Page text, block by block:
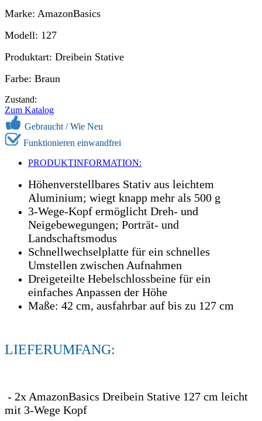
Marke: AmazonBasics
Modell: 127
Produktart: Dreibein Stative
Farbe: Braun
Zustand:
Zum Katalog
Gebraucht / Wie Neu
Funktionieren einwandfrei
PRODUKTINFORMATION:
Höhenverstellbares Stativ aus leichtem
Aluminium; wiegt knapp mehr als 500 g
3-Wege-Kopf ermöglicht Dreh- und
Neigebewegungen; Porträt- und
Landschaftsmodus
Schnellwechselplatte für ein schnelles
Umstellen zwischen Aufnahmen
Dreigeteilte Hebelschlossbeine für ein
einfaches Anpassen der Höhe
Maße: 42 cm, ausfahrbar auf bis zu 127 cm
LIEFERUMFANG:
- 2x AmazonBasics Dreibein Stative 127 cm leicht
mit 3-Wege Kopf